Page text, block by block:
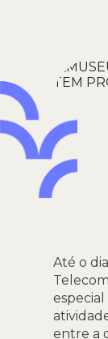
Até o
especial
entre a